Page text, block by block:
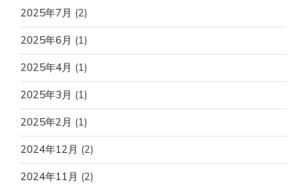
2025年7月 (2)
2025年6月 (1)
2025年4月 (1)
2025年3月 (1)
2025年2月 (1)
2024年12月 (2)
2024年11月 (2)